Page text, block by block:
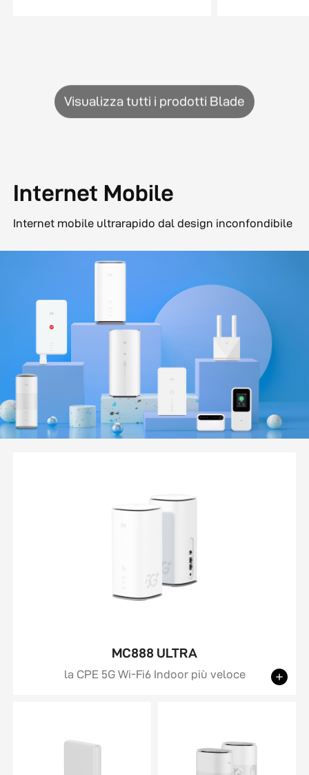
Internet Mobile
Internet mobile ultrarapido dal design inconfondibile
MC888 ULTRA
la CPE 5G Wi-Fi6 Indoor più veloce